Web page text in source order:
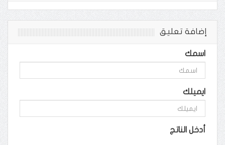
إضافة تعليق
اسمك
ايميلك
أدخل الناتج